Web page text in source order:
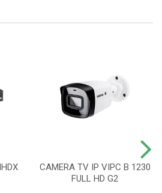
CAMERA TV IP VIPC B 1230
FULL HD G2